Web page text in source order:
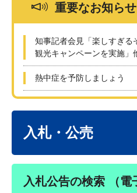
重要なお知らせ
知事記者会見「楽しすぎる
観光キャンペーンを実施」
熱中症を予防しましょう
入札・公売
入札公告の検索 （電